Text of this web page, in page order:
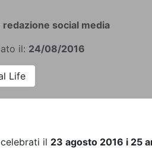
redazione social media
il: 24/08/2016
Life
il 23 agosto 2016 i 25